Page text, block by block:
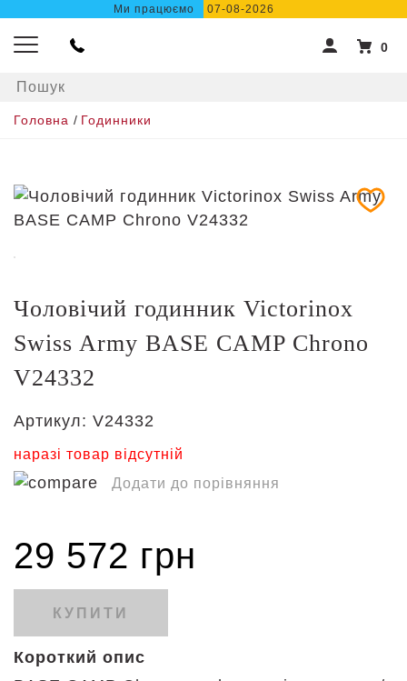
Ми працюємо 07-08-2026
0
Головна / Годинники
Чоловічий годинник Victorinox
Swiss Army BASE CAMP Chrono
V24332
Артикул: V24332
наразі товар відсутній
Додати до порівняння
29 572 грн
КУПИТИ
Короткий опис